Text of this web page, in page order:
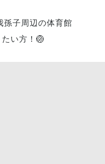
子周辺の体育館
い方！🏐